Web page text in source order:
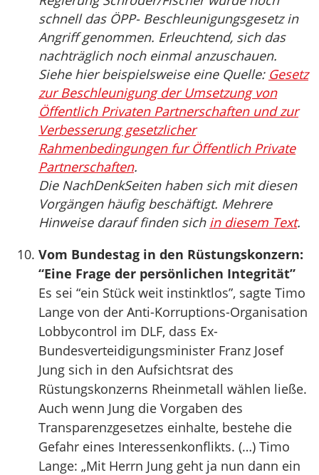
schnell das ÖPP- Beschleunigungsgesetz in
Angriff genommen. Erleuchtend, sich das
nachträglich noch einmal anzuschauen.
Siehe hier beispielsweise eine Quelle: Gesetz
zur Beschleunigung der Umsetzung von
Öffentlich Privaten Partnerschaften und zur
Verbesserung gesetzlicher
Rahmenbedingungen fur Öffentlich Private
Partnerschaften.
Die NachDenkSeiten haben sich mit diesen
Vorgängen häufig beschäftigt. Mehrere
Hinweise darauf finden sich in diesem Text.
Vom Bundestag in den Rüstungskonzern:
“Eine Frage der persönlichen Integrität”
Es sei “ein Stück weit instinktlos”, sagte Timo
Lange von der Anti-Korruptions-Organisation
Lobbycontrol im DLF, dass Ex-
Bundesverteidigungsminister Franz Josef
Jung sich in den Aufsichtsrat des
Rüstungskonzerns Rheinmetall wählen ließe.
Auch wenn Jung die Vorgaben des
Transparenzgesetzes einhalte, bestehe die
Gefahr eines Interessenkonflikts. (…) Timo
Lange: „Mit Herrn Jung geht ja nun dann ein